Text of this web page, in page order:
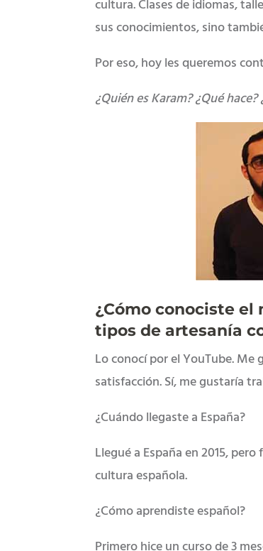
cultura. Clases de idiomas,
sus conocimientos, sino
Por eso, hoy les queremos
¿Quién es Karam? ¿Qué
¿Cómo conociste el
tipos de artesanía
Lo conocí por el YouTube.
satisfacción. Sí, me gustaría
¿Cuándo llegaste a España?
Llegué a España en 2015,
cultura española.
¿Cómo aprendiste español?